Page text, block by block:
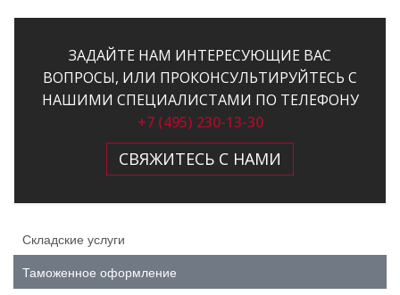
ЗАДАЙТЕ НАМ ИНТЕРЕСУЮЩИЕ ВАС
ВОПРОСЫ, ИЛИ ПРОКОНСУЛЬТИРУЙТЕСЬ С
НАШИМИ СПЕЦИАЛИСТАМИ ПО ТЕЛЕФОНУ
+7 (495) 230-13-30
СВЯЖИТЕСЬ С НАМИ
Складские услуги
Таможенное оформление